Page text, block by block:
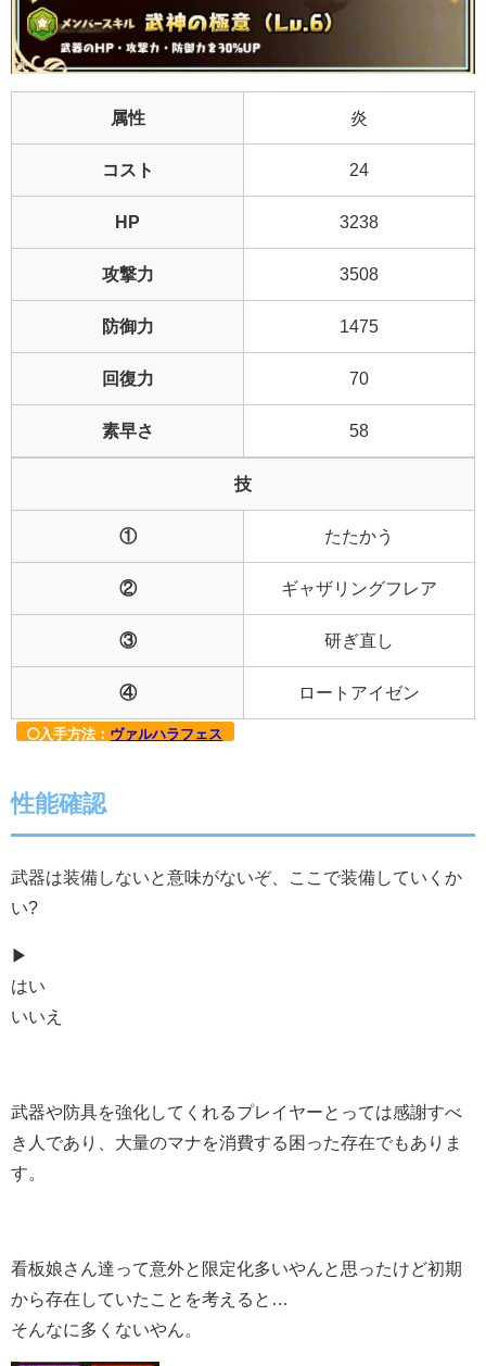
属性 炎
コスト 24
HP 3238
攻撃力 3508
防御力 1475
回復力 70
素早さ 58
技
① たたかう
② ギャザリングフレア
③ 研ぎ直し
④ ロートアイゼン
入手方法： ヴァルハラフェス
性能確認
武器は装備しないと意味がないぞ、ここで装備していくか
い?
▶
はい
いいえ
武器や防具を強化してくれるプレイヤーとっては感謝すべ
き人であり、大量のマナを消費する困った存在でもありま
す。
看板娘さん達って意外と限定化多いやんと思ったけど初期
から存在していたことを考えると…
そんなに多くないやん。